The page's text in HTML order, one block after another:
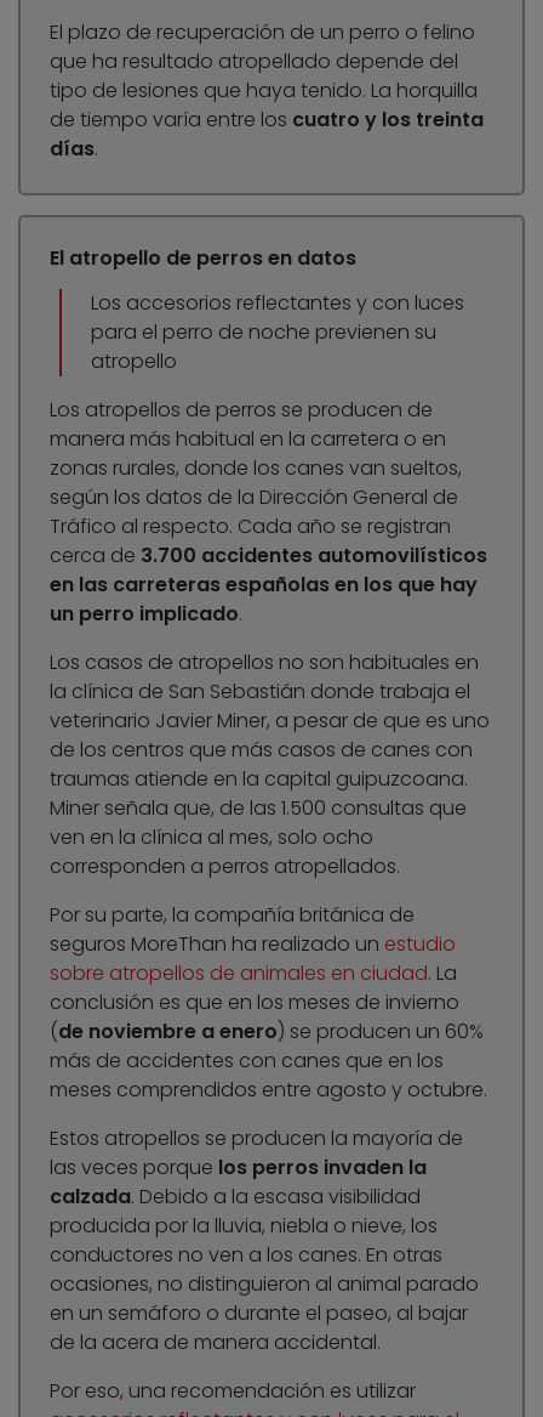
El plazo de recuperación de un perro o felino
que ha resultado atropellado depende del
tipo de lesiones que haya tenido. La horquilla
de tiempo varía entre los cuatro y los treinta
días.
El atropello de perros en datos
Los accesorios reflectantes y con luces
para el perro de noche previenen su
atropello
Los atropellos de perros se producen de
manera más habitual en la carretera o en
zonas rurales, donde los canes van sueltos,
según los datos de la Dirección General de
Tráfico al respecto. Cada año se registran
cerca de 3.700 accidentes automovilísticos
en las carreteras españolas en los que hay
un perro implicado.
Los casos de atropellos no son habituales en
la clínica de San Sebastián donde trabaja el
veterinario Javier Miner, a pesar de que es uno
de los centros que más casos de canes con
traumas atiende en la capital guipuzcoana.
Miner señala que, de las 1.500 consultas que
ven en la clínica al mes, solo ocho
corresponden a perros atropellados.
Por su parte, la compañía británica de
seguros MoreThan ha realizado un estudio
sobre atropellos de animales en ciudad. La
conclusión es que en los meses de invierno
(de noviembre a enero) se producen un 60%
más de accidentes con canes que en los
meses comprendidos entre agosto y octubre.
Estos atropellos se producen la mayoría de
las veces porque los perros invaden la
calzada. Debido a la escasa visibilidad
producida por la lluvia, niebla o nieve, los
conductores no ven a los canes. En otras
ocasiones, no distinguieron al animal parado
en un semáforo o durante el paseo, al bajar
de la acera de manera accidental.
Por eso, una recomendación es utilizar